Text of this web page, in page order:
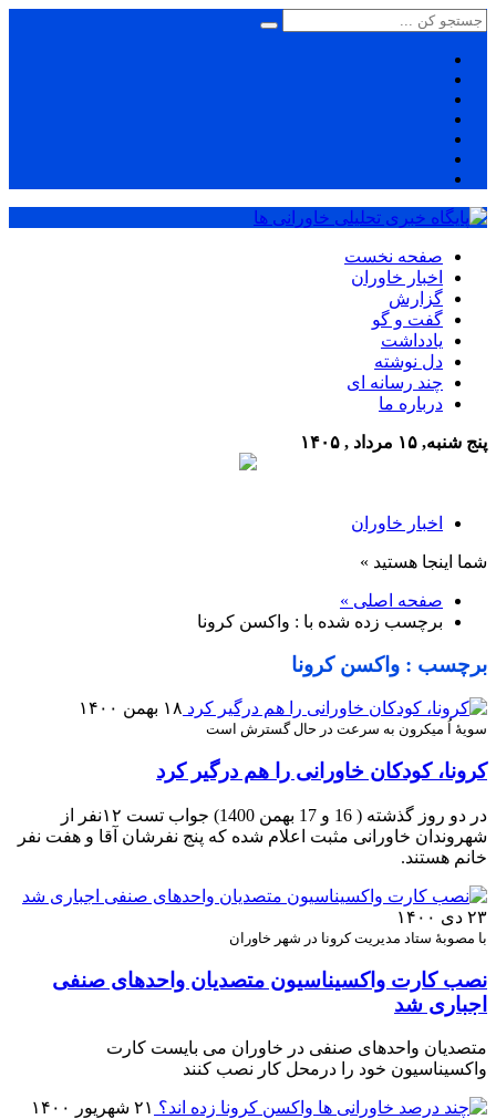
صفحه نخست
اخبار خاوران
گزارش
گفت و گو
یادداشت
دل نوشته
چند رسانه ای
درباره ما
پنج شنبه, ۱۵ مرداد , ۱۴۰۵
اخبار خاوران
شما اینجا هستید »
صفحه اصلی »
برچسب زده شده با : واکسن کرونا
برچسب : واکسن کرونا
۱۸ بهمن ۱۴۰۰
سویۀ اُ میکرون به سرعت در حال گسترش است
کرونا، کودکان خاورانی را هم درگیر کرد
در دو روز گذشته ( 16 و 17 بهمن 1400) جواب تست ۱۲نفر از
شهروندان خاورانی مثبت اعلام شده که پنج نفرشان آقا و هفت نفر
خانم هستند.
۲۳ دی ۱۴۰۰
با مصوبۀ ستاد مدیریت کرونا در شهر خاوران
نصب کارت واکسیناسیون متصدیان واحدهای صنفی
اجباری شد
متصدیان واحدهای صنفی در خاوران می بایست کارت
واکسیناسیون خود را درمحل کار نصب کنند
۲۱ شهریور ۱۴۰۰